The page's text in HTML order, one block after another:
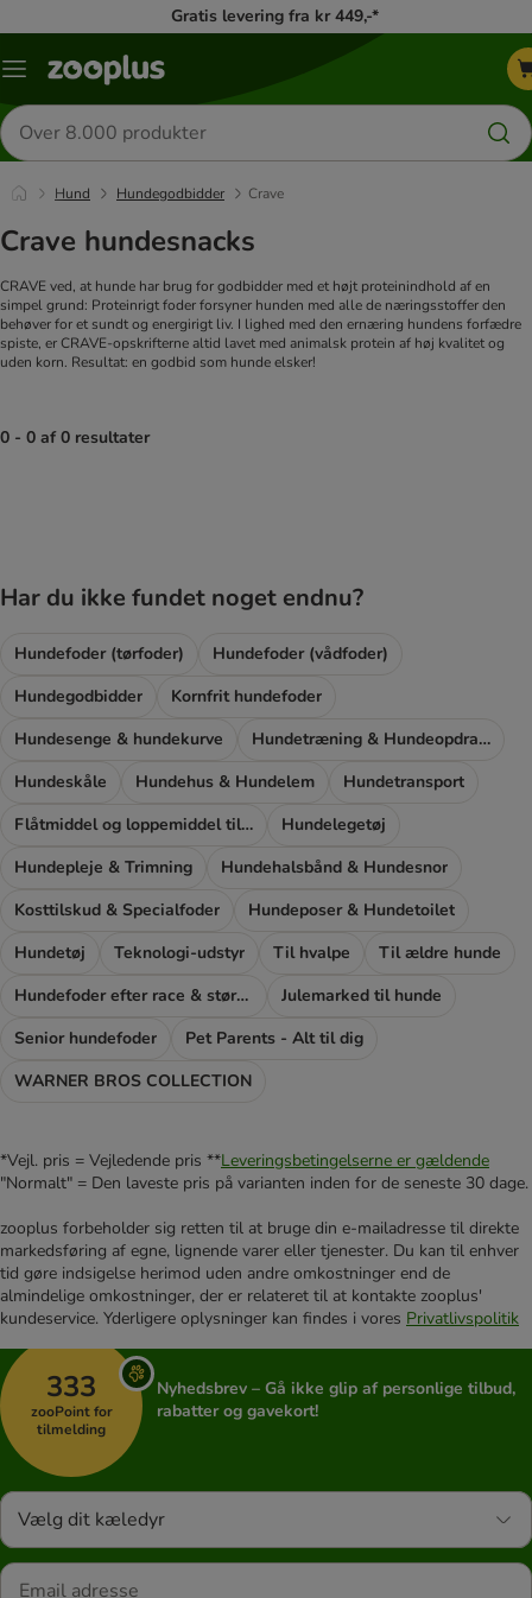
Gratis levering fra kr 449,-*
Menu
Søg
efter
produkter
Hund Hundegodbidder Crave
Crave hundesnacks
CRAVE ved, at hunde har brug for godbidder med et højt proteinindhold af en
simpel grund: Proteinrigt foder forsyner hunden med alle de næringsstoffer den
behøver for et sundt og energirigt liv. I lighed med den ernæring hundens forfædre
spiste, er CRAVE-opskrifterne altid lavet med animalsk protein af høj kvalitet og
uden korn. Resultat: en godbid som hunde elsker!
0 - 0 af 0 resultater
Har du ikke fundet noget endnu?
Hundefoder (tørfoder)
Hundefoder (vådfoder)
Hundegodbidder
Kornfrit hundefoder
Hundesenge & hundekurve
Hundetræning & Hundeopdragelse
Hundeskåle
Hundehus & Hundelem
Hundetransport
Flåtmiddel og loppemiddel til hunde
Hundelegetøj
Hundepleje & Trimning
Hundehalsbånd & Hundesnor
Kosttilskud & Specialfoder
Hundeposer & Hundetoilet
Hundetøj
Teknologi-udstyr Til hvalpe
Til ældre hunde
Hundefoder efter race & størrelse
Julemarked til hunde
Senior hundefoder
Pet Parents - Alt til dig
WARNER BROS COLLECTION
*Vejl. pris = Vejledende pris **Leveringsbetingelserne er gældende
"Normalt" = Den laveste pris på varianten inden for de seneste 30 dage.
zooplus forbeholder sig retten til at bruge din e-mailadresse til direkte
markedsføring af egne, lignende varer eller tjenester. Du kan til enhver
tid gøre indsigelse herimod uden andre omkostninger end de
almindelige omkostninger, der er relateret til at kontakte zooplus'
kundeservice. Yderligere oplysninger kan findes i vores Privatlivspolitik
333
zooPoint for
tilmelding
Nyhedsbrev – Gå ikke glip af personlige tilbud,
rabatter og gavekort!
Vælg dit kæledyr